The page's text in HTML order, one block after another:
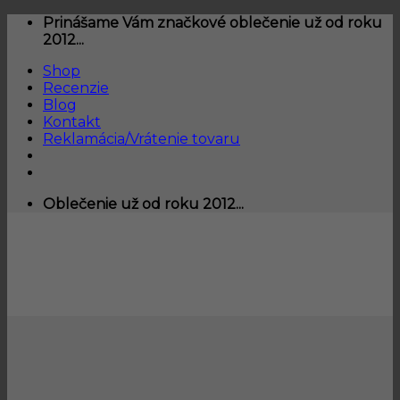
Skip
Prinášame Vám značkové oblečenie už od roku
2012...
Shop
Recenzie
Blog
Kontakt
Reklamácia/Vrátenie tovaru
Oblečenie už od roku 2012...